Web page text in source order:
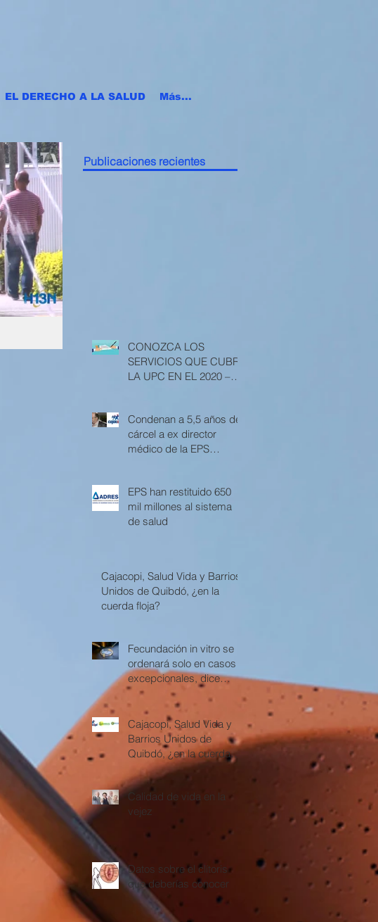
EL DERECHO A LA SALUD Más...
Publicaciones recientes
CONOZCA LOS
SERVICIOS QUE CUBRE
LA UPC EN EL 2020 –
Condenan a 5,5 años de
cárcel a ex director
médico de la EPS
EPS han restituido 650
mil millones al sistema
de salud
Cajacopi, Salud Vida y Barrios
Unidos de Quibdó, ¿en la
cuerda floja?
Fecundación in vitro se
ordenará solo en casos
excepcionales, dice
Corte Constitucional
Cajacopi, Salud Vida y
Barrios Unidos de
Quibdó, ¿en la cuerda
floja?
Calidad de vida en la
vejez
Datos sobre el clítoris
que deberías conocer